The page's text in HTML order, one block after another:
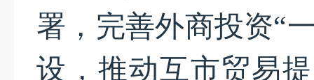
署，完善外商投资“
设，推动互市贸易